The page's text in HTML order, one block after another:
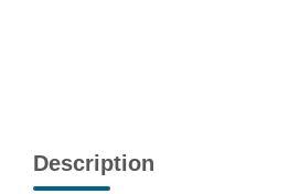
Description